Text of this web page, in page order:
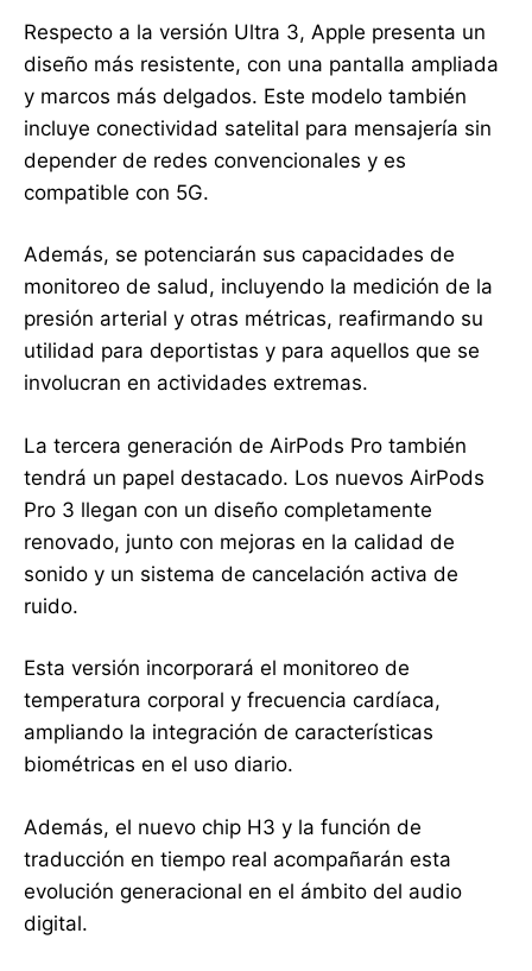
Respecto a la versión Ultra 3, Apple presenta un
diseño más resistente, con una pantalla ampliada
y marcos más delgados. Este modelo también
incluye conectividad satelital para mensajería sin
depender de redes convencionales y es
compatible con 5G.
Además, se potenciarán sus capacidades de
monitoreo de salud, incluyendo la medición de la
presión arterial y otras métricas, reafirmando su
utilidad para deportistas y para aquellos que se
involucran en actividades extremas.
La tercera generación de AirPods Pro también
tendrá un papel destacado. Los nuevos AirPods
Pro 3 llegan con un diseño completamente
renovado, junto con mejoras en la calidad de
sonido y un sistema de cancelación activa de
ruido.
Esta versión incorporará el monitoreo de
temperatura corporal y frecuencia cardíaca,
ampliando la integración de características
biométricas en el uso diario.
Además, el nuevo chip H3 y la función de
traducción en tiempo real acompañarán esta
evolución generacional en el ámbito del audio
digital.